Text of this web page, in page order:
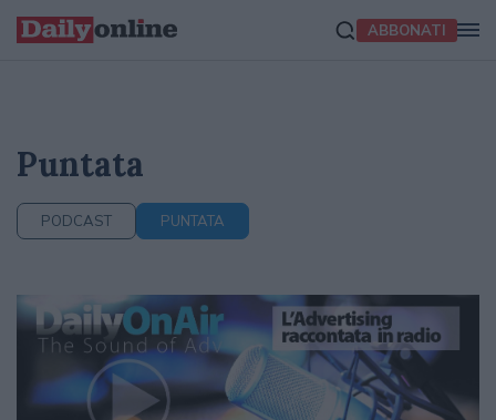
ABBONATI
Puntata
PODCAST PUNTATA